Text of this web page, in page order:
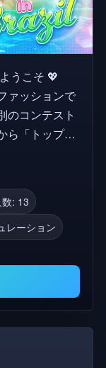
うこそ 💖
ァッションで
のコンテスト
ら「トップモ
。自分らしい
り、ドレ
ールドでオ
ーク
してお気に
ー, モデル,
DTI 💖
: 13
レーション